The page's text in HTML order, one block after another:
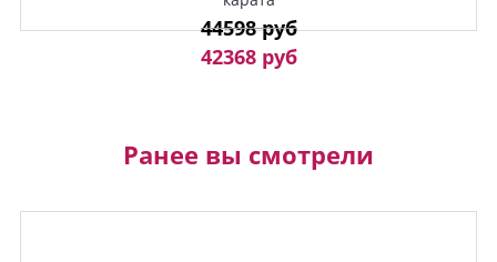
44598 руб
42368 руб
Ранее вы смотрели